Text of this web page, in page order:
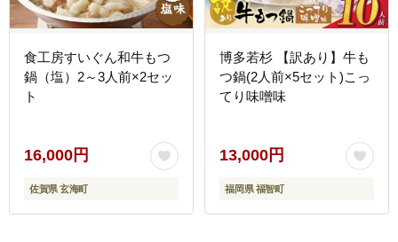
食工房すいぐん和牛もつ
鍋（塩）2～3人前×2セッ
ト
16,000円
佐賀県 玄海町
博多若杉 【訳あり】牛も
つ鍋(2人前×5セット)こっ
てり味噌味
13,000円
福岡県 福智町